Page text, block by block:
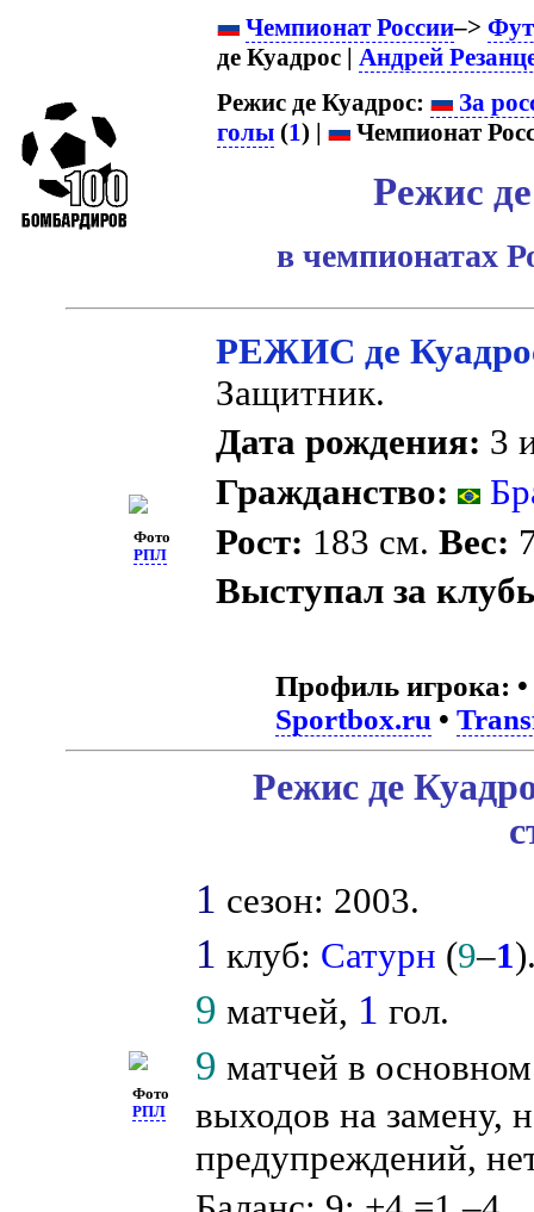
Чемпионат России–>
де Куадрос | Андрей
Режис де Куадрос:
За
голы (1) | Чемпионат
Режис
в чемпионатах
Фото
РПЛ
РЕЖИС де
Защитник.
Дата рождения: 3
Гражданство:
Рост: 183 см. Вес:
Выступал за
Профиль игрока: •
Sportbox.ru •
Фото
РПЛ
Режис де
1 сезон: 2003.
1 клуб: Сатурн (9–1
9 матчей, 1 гол.
9 матчей в
выходов на замену,
предупреждений,